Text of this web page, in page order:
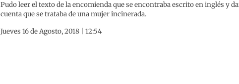
Pudo leer el texto de la encomienda que se encontraba escrito en inglés y
cuenta que se trataba de una mujer incinerada.
Jueves 16 de Agosto, 2018 | 12:54